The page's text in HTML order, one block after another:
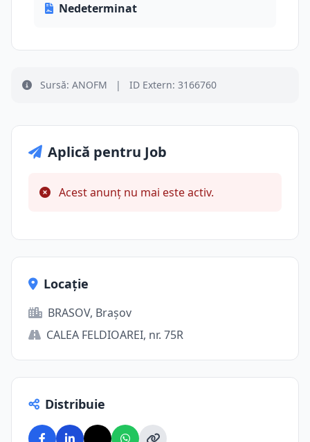
Nedeterminat
Sursă: ANOFM | ID Extern: 3166760
Aplică pentru Job
Acest anunț nu mai este activ.
Locație
BRASOV, Brașov
CALEA FELDIOAREI, nr. 75R
Distribuie